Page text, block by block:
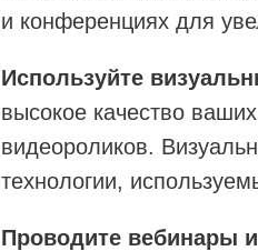
и конференциях для
Используйте
высокое качество
видеороликов.
технологии,
Проводите вебинары